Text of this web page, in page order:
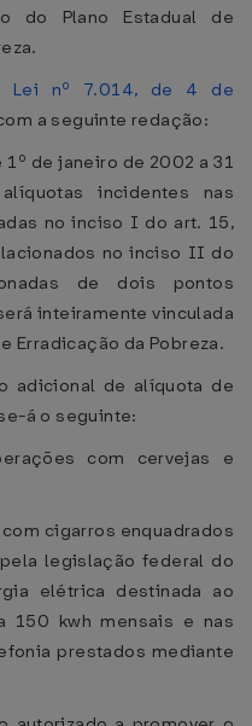
do Plano Estadual de
Lei nº 7.014, de 4 de
a seguinte redação:
de janeiro de 2002 a 31
incidentes nas
no inciso I do art. 15,
no inciso II do
de dois pontos
inteiramente vinculada
Erradicação da Pobreza.
adicional de alíquota de
á o seguinte:
com cervejas e
cigarros enquadrados
legislação federal do
elétrica destinada ao
150 kwh mensais e nas
prestados mediante